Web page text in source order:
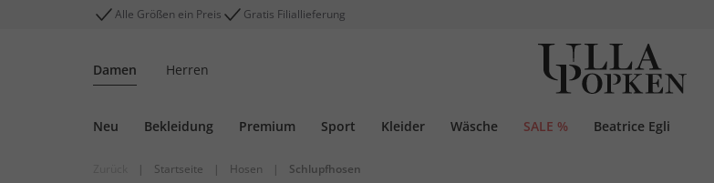
Alle Größen ein Preis Gratis Filiallieferung
Damen Herren
Neu Bekleidung Premium Sport Kleider Wäsche SALE % Beatrice Egli
| Startseite | Hosen | Schlupfhosen